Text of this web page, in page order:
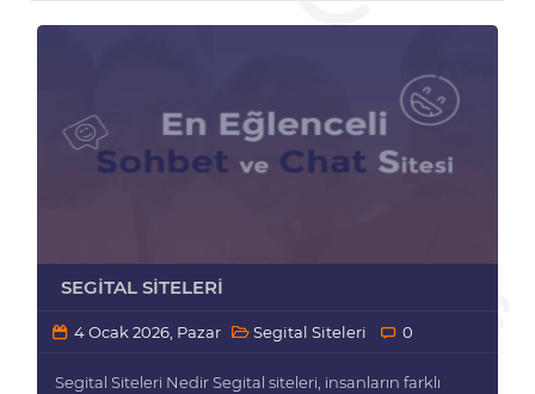
SEGITAL SITELERI
4 Ocak 2026, Pazar Segital Siteleri 0
Segital Siteleri Nedir Segital siteleri, insanların farklı